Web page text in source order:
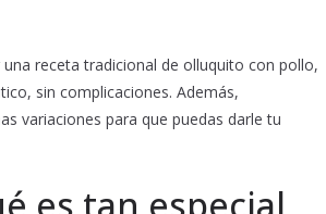
receta tradicional de olluquito con pollo,
sin complicaciones. Además,
variaciones para que puedas darle tu